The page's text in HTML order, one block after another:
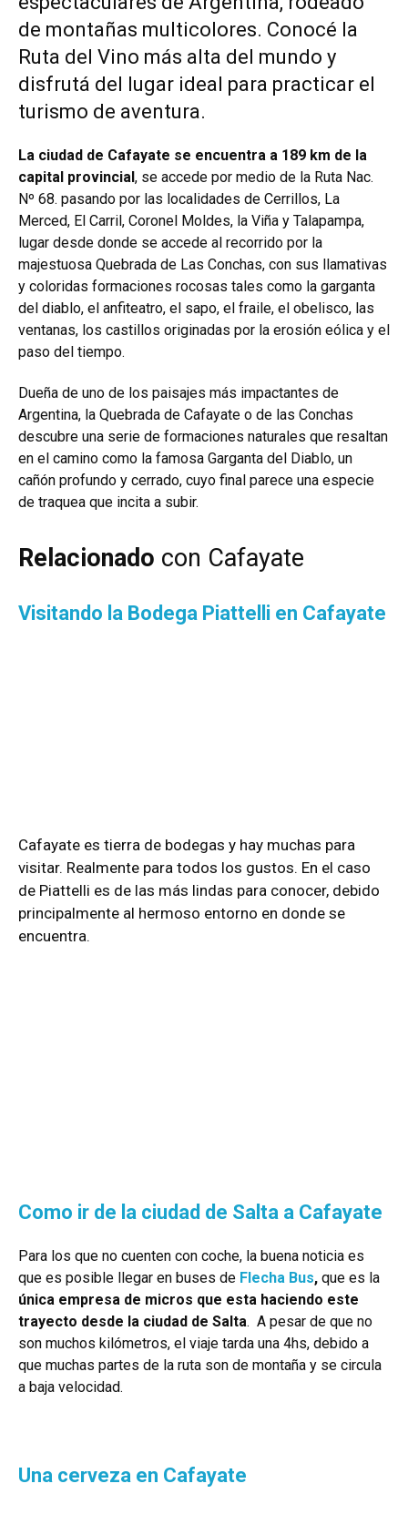
de montañas multicolores. Conocé la
Ruta del Vino más alta del mundo y
disfrutá del lugar ideal para practicar el
turismo de aventura.
La ciudad de Cafayate se encuentra a 189 km de la
capital provincial, se accede por medio de la Ruta Nac.
Nº 68. pasando por las localidades de Cerrillos, La
Merced, El Carril, Coronel Moldes, la Viña y Talapampa,
lugar desde donde se accede al recorrido por la
majestuosa Quebrada de Las Conchas, con sus llamativas
y coloridas formaciones rocosas tales como la garganta
del diablo, el anfiteatro, el sapo, el fraile, el obelisco, las
ventanas, los castillos originadas por la erosión eólica y el
paso del tiempo.
Dueña de uno de los paisajes más impactantes de
Argentina, la Quebrada de Cafayate o de las Conchas
descubre una serie de formaciones naturales que resaltan
en el camino como la famosa Garganta del Diablo, un
cañón profundo y cerrado, cuyo final parece una especie
de traquea que incita a subir.
Relacionado con Cafayate
Visitando la Bodega Piattelli en Cafayate
Cafayate es tierra de bodegas y hay muchas para
visitar. Realmente para todos los gustos. En el caso
de Piattelli es de las más lindas para conocer, debido
principalmente al hermoso entorno en donde se
encuentra.
Como ir de la ciudad de Salta a Cafayate
Para los que no cuenten con coche, la buena noticia es
que es posible llegar en buses de Flecha Bus, que es la
única empresa de micros que esta haciendo este
trayecto desde la ciudad de Salta. A pesar de que no
son muchos kilómetros, el viaje tarda una 4hs, debido a
que muchas partes de la ruta son de montaña y se circula
a baja velocidad.
Una cerveza en Cafayate